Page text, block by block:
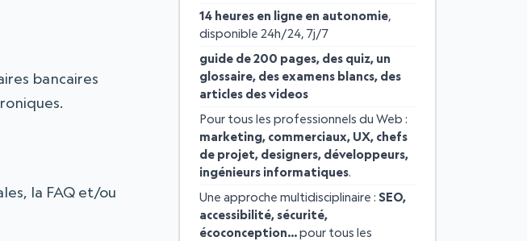
14 heures en ligne en autonomie,
disponible 24h/24, 7j/7
guide de 200 pages, des quiz, un
glossaire, des examens blancs, des
articles des videos
Pour tous les professionnels du Web :
marketing, commerciaux, UX, chefs
de projet, designers, développeurs,
ingénieurs informatiques.
Une approche multidisciplinaire : SEO,
accessibilité, sécurité,
écoconception…pour tous les
bancaires
la FAQ et/ou